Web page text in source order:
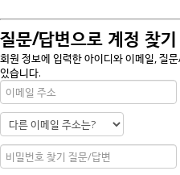
질문/답변으로 계정 찾기
회원 정보에 입력한 아이디와 이메일, 질
있습니다.